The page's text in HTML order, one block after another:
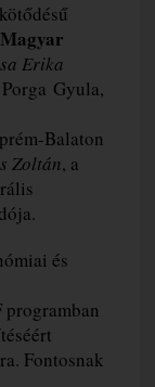
Magyar
Erika
Gyula,
Balaton
Zoltán, a
és
Fontosnak